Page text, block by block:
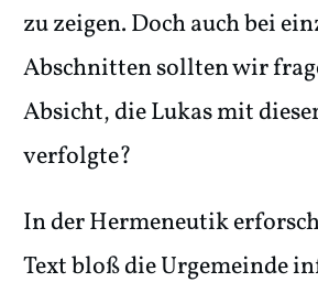
zu zeigen. Doch auch bei
Abschnitten sollten wir
Absicht, die Lukas mit
verfolgte?
In der Hermeneutik
Text bloß die Urgemeinde